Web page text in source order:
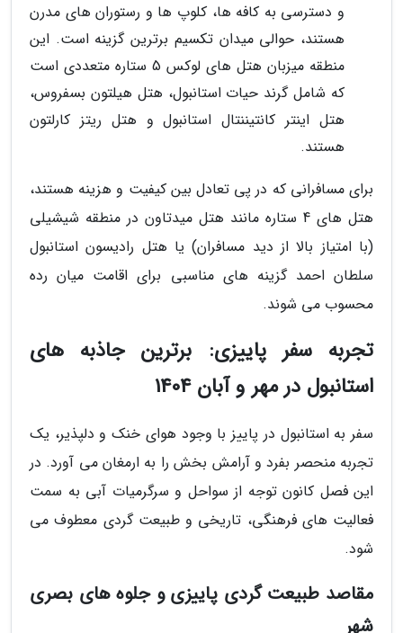
و دسترسی به کافه ها، کلوپ ها و رستوران های مدرن
هستند، حوالی میدان تکسیم برترین گزینه است. این
منطقه میزبان هتل های لوکس 5 ستاره متعددی است
که شامل گرند حیات استانبول، هتل هیلتون بسفروس،
هتل اینتر کانتیننتال استانبول و هتل ریتز کارلتون
هستند.
برای مسافرانی که در پی تعادل بین کیفیت و هزینه هستند،
هتل های 4 ستاره مانند هتل میدتاون در منطقه شیشیلی
(با امتیاز بالا از دید مسافران) یا هتل رادیسون استانبول
سلطان احمد گزینه های مناسبی برای اقامت میان رده
محسوب می شوند.
تجربه سفر پاییزی: برترین جاذبه های
استانبول در مهر و آبان 1404
سفر به استانبول در پاییز با وجود هوای خنک و دلپذیر، یک
تجربه منحصر بفرد و آرامش بخش را به ارمغان می آورد. در
این فصل کانون توجه از سواحل و سرگرمیات آبی به سمت
فعالیت های فرهنگی، تاریخی و طبیعت گردی معطوف می
شود.
مقاصد طبیعت گردی پاییزی و جلوه های بصری
شهر